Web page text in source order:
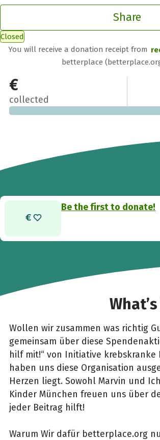
Share
Closed
You will receive a donation receipt from
betterplace
€0
collected
Be the first to donate!
Wollen wir zusammen was richtig
gemeinsam über diese
hilf mit!“ von Initiative
haben uns diese Organisation
Herzen liegt. Sowohl Marvin und
Kinder München freuen uns über
jeder Beitrag hilft!
Warum Wir dafür betterplace.org